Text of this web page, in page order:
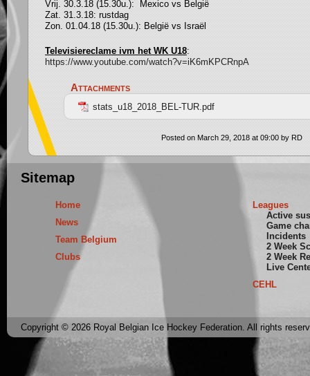
Vrij. 30.3.18 (15.30u.): Mexico vs België
Zat. 31.3.18: rustdag
Zon. 01.04.18 (15.30u.): België vs Israël
Televisiereclame ivm het WK U18:
https://www.youtube.com/watch?v=iK6mKPCRnpA
Attachments
stats_u18_2018_BEL-TUR.pdf
Posted on March 29, 2018 at 09:00 by RD
Sitemap
Home
News
Team Belgium
Clubs
Leagues
Active
Game
Incidents
2 Week
2 Week
Live
CEHL
Copyright © 2026 Royal Belgian Ice Hockey Federation. All rights